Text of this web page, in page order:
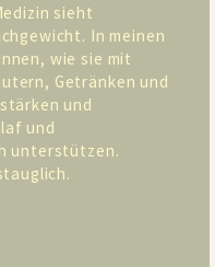
sieht
In meinen
wie sie mit
Getränken und
und
und
unterstützen.